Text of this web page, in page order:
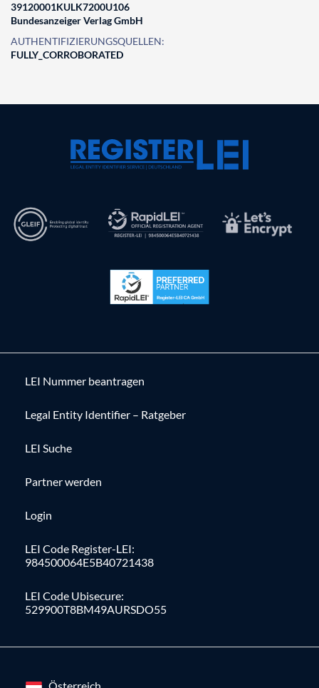
39120001KULK7200U106
Bundesanzeiger Verlag GmbH
AUTHENTIFIZIERUNGSQUELLEN:
FULLY_CORROBORATED
LEI Nummer beantragen
Legal Entity Identifier – Ratgeber
LEI Suche
Partner werden
Login
LEI Code Register-LEI:
984500064E5B40721438
LEI Code Ubisecure:
529900T8BM49AURSDO55